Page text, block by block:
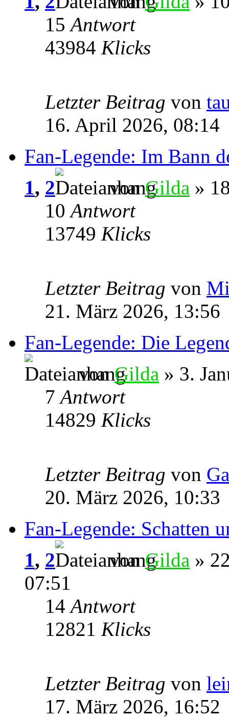
15Antwort
43984 Klicks
Letzter Beitrag von
16. April 2026, 08:14
Fan-Legende: Im Bann
1, 2 vonGilda »
10Antwort
13749 Klicks
Letzter Beitrag von
21. März 2026, 13:56
Fan-Legende: Die
vonGilda » 3.
7Antwort
14829 Klicks
Letzter Beitrag von
20. März 2026, 10:33
Fan-Legende: Schatten
1, 2 vonGilda »
07:51
14Antwort
12821 Klicks
Letzter Beitrag von
17. März 2026, 16:52